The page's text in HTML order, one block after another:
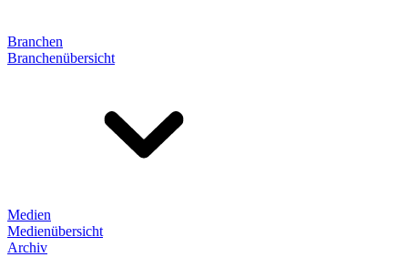
Branchen
Branchenübersicht
Medien
Medienübersicht
Archiv